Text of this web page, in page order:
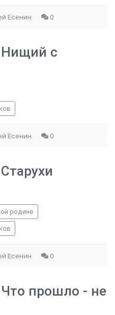
Есенин 0
Нищий с
Есенин 0
родине
Есенин 0
прошло - не